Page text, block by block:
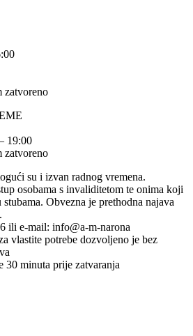
zatvoreno
19:00
zatvoreno
su i izvan radnog vremena.
osobama s invaliditetom te onima koji
Obvezna je prethodna najava
ili e-mail: info@a-m-narona
vlastite potrebe dozvoljeno je bez
30 minuta prije zatvaranja